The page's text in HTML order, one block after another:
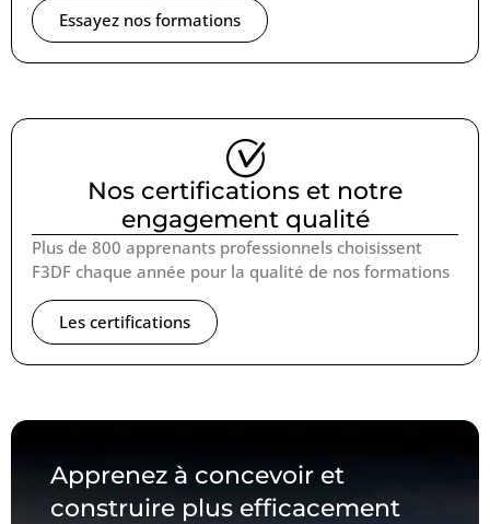
Essayez nos formations
Nos certifications et notre
engagement qualité
Plus de 800 apprenants professionnels choisissent
F3DF chaque année pour la qualité de nos formations
Les certifications
Apprenez à concevoir et
construire plus efficacement